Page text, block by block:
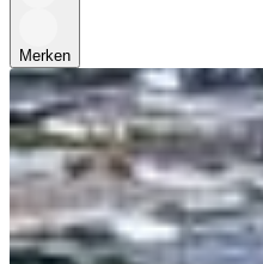
Merken